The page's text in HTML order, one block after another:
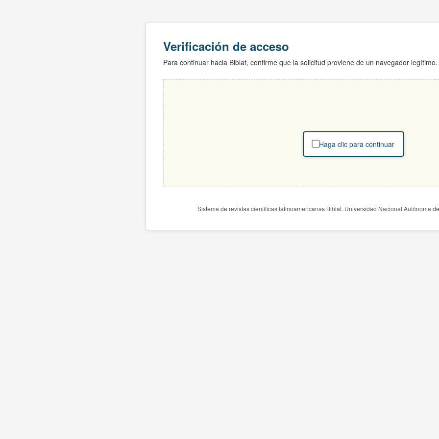
Verificación de acceso
Para continuar hacia Biblat, confirme que la solicitud proviene de un navegador legítimo.
Haga clic para continuar
Sistema de revistas científicas latinoamericanas Biblat. Universidad Nacional Autónoma